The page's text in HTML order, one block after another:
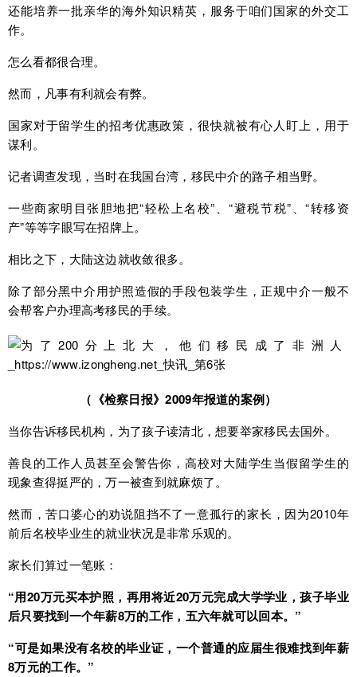
还能培养一批亲华的海外知识精英，服务于咱们国家的外交工
作。
怎么看都很合理。
然而，凡事有利就会有弊。
国家对于留学生的招考优惠政策，很快就被有心人盯上，用于
谋利。
记者调查发现，当时在我国台湾，移民中介的路子相当野。
一些商家明目张胆地把“轻松上名校”、“避税节税”、“转移资
产”等等字眼写在招牌上。
相比之下，大陆这边就收敛很多。
除了部分黑中介用护照造假的手段包装学生，正规中介一般不
会帮客户办理高考移民的手续。
（《检察日报》2009年报道的案例）
当你告诉移民机构，为了孩子读清北，想要举家移民去国外。
善良的工作人员甚至会警告你，高校对大陆学生当假留学生的
现象查得挺严的，万一被查到就麻烦了。
然而，苦口婆心的劝说阻挡不了一意孤行的家长，因为2010年
前后名校毕业生的就业状况是非常乐观的。
家长们算过一笔账：
“用20万元买本护照 ，再用将近20万元完成大学学业 ，孩子毕业
后只要找到一个年薪8万的工作， 五六年就可以回本。 ”
“可是如果没有名校的毕业证 ，一个普通的应届生很难找到年薪
8万元的工作。 ”